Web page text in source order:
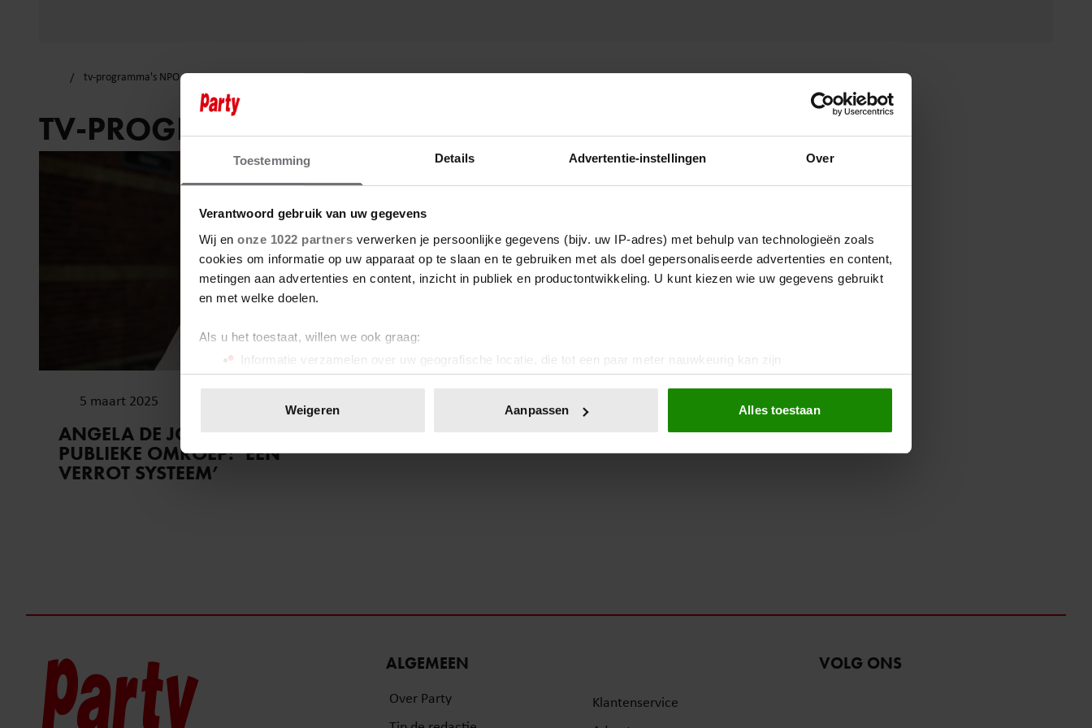
Toestemming Details Advertentie-instellingen Over
Verantwoord gebruik van uw gegevens
Wij en onze 1022 partners verwerken je persoonlijke gegevens (bijv. uw IP-adres) met behulp van technologieën zoals
cookies om informatie op uw apparaat op te slaan en te gebruiken met als doel gepersonaliseerde advertenties en content,
metingen aan advertenties en content, inzicht in publiek en productontwikkeling. U kunt kiezen wie uw gegevens gebruikt
en met welke doelen.
Als u het toestaat, willen we ook graag:
Informatie verzamelen over uw geografische locatie, die tot een paar meter nauwkeurig kan zijn
Uw apparaat identificeren door het actief te scannen op specifieke eigenschappen (fingerprinting)
toestemming op elk moment wijzigen of intrekken in de Cookieverklaring.
We gebruiken cookies om content en advertenties te personaliseren, om functies voor social media te bieden en om ons
websiteverkeer te analyseren. Ook delen we informatie over uw gebruik van onze site met onze partners voor social
Weigeren Aanpassen Alles toestaan
tv-programma's NPO
TV-PROGRAMMA’S NPO
5 maart 2025
ANGELA DE JONG OVER DE
PUBLIEKE OMROEP: ‘EEN
VERROT SYSTEEM’
ALGEMEEN
Over Party
Klantenservice
VOLG ONS